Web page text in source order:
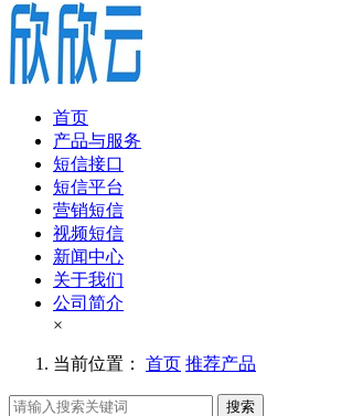
首页
产品与服务
短信接口
短信平台
营销短信
视频短信
新闻中心
关于我们
公司简介
×
当前位置： 首页 推荐产品
搜索